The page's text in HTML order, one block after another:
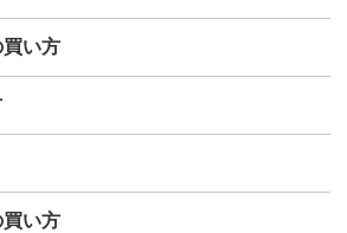
買い方
い方